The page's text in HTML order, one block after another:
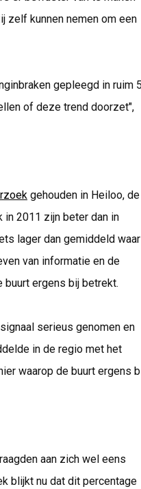
zelf kunnen nemen om een
gepleegd in ruim
of deze trend doorzet",
gehouden in Heiloo, de
2011 zijn beter dan in
lager dan gemiddeld waar
van informatie en de
buurt ergens bij betrekt.
serieus genomen en
in de regio met het
waarop de buurt ergens
aan zich wel eens
blijkt nu dat dit percentage